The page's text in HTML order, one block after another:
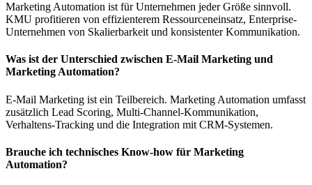
Marketing Automation ist für Unternehmen jeder Größe sinnvoll.
KMU profitieren von effizienterem Ressourceneinsatz, Enterprise-
Unternehmen von Skalierbarkeit und konsistenter Kommunikation.
Was ist der Unterschied zwischen E-Mail Marketing und
Marketing Automation?
E-Mail Marketing ist ein Teilbereich. Marketing Automation umfasst
zusätzlich Lead Scoring, Multi-Channel-Kommunikation,
Verhaltens-Tracking und die Integration mit CRM-Systemen.
Brauche ich technisches Know-how für Marketing
Automation?